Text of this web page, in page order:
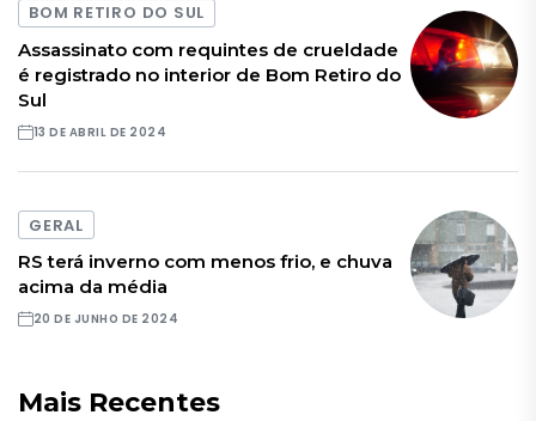
BOM RETIRO DO SUL
Assassinato com requintes de crueldade
é registrado no interior de Bom Retiro do
Sul
13 DE ABRIL DE 2024
GERAL
RS terá inverno com menos frio, e chuva
acima da média
20 DE JUNHO DE 2024
Mais Recentes